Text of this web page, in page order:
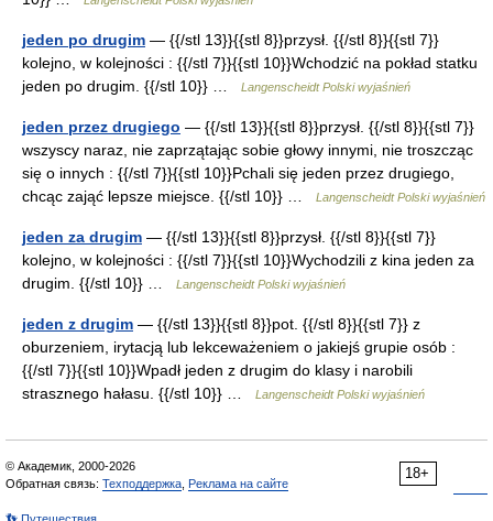
jeden po drugim — {{/stl 13}}{{stl 8}}przysł. {{/stl 8}}{{stl 7}}
kolejno, w kolejności : {{/stl 7}}{{stl 10}}Wchodzić na pokład statku
jeden po drugim. {{/stl 10}} …
Langenscheidt Polski wyjaśnień
jeden przez drugiego — {{/stl 13}}{{stl 8}}przysł. {{/stl 8}}{{stl 7}}
wszyscy naraz, nie zaprzątając sobie głowy innymi, nie troszcząc
się o innych : {{/stl 7}}{{stl 10}}Pchali się jeden przez drugiego,
chcąc zająć lepsze miejsce. {{/stl 10}} …
Langenscheidt Polski wyjaśnień
jeden za drugim — {{/stl 13}}{{stl 8}}przysł. {{/stl 8}}{{stl 7}}
kolejno, w kolejności : {{/stl 7}}{{stl 10}}Wychodzili z kina jeden za
drugim. {{/stl 10}} …
Langenscheidt Polski wyjaśnień
jeden z drugim — {{/stl 13}}{{stl 8}}pot. {{/stl 8}}{{stl 7}} z
oburzeniem, irytacją lub lekceważeniem o jakiejś grupie osób :
{{/stl 7}}{{stl 10}}Wpadł jeden z drugim do klasy i narobili
strasznego hałasu. {{/stl 10}} …
Langenscheidt Polski wyjaśnień
18+
© Академик, 2000-2026
Обратная связь: Техподдержка Реклама на сайте